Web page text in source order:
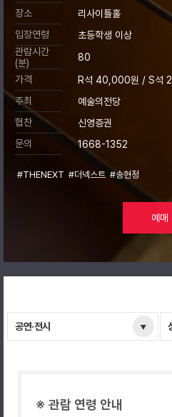
장소
리사이틀홀
입장연령
초등학생 이상
관람시간
(분)
80
가격
R석 40,000원 / S석
주최
예술의전당
협찬
신영증권
문의
1668-1352
#THENEXT #더넥스트 #송현정
예매
공연·전시
※ 관람 연령 안내